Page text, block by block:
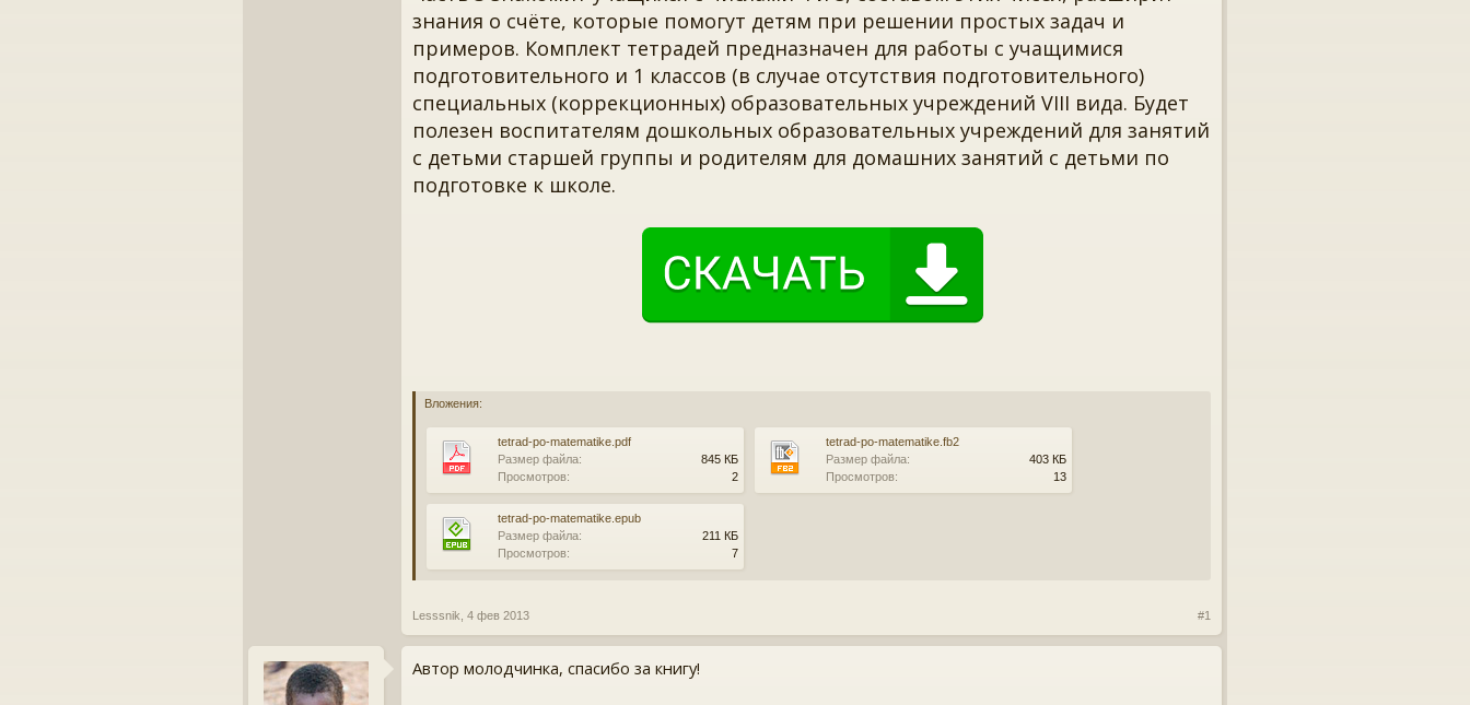
знания о счёте, которые помогут детям при решении простых задач и
примеров. Комплект тетрадей предназначен для работы с учащимися
подготовительного и 1 классов (в случае отсутствия подготовительного)
специальных (коррекционных) образовательных учреждений VIII вида. Будет
полезен воспитателям дошкольных образовательных учреждений для занятий
с детьми старшей группы и родителям для домашних занятий с детьми по
подготовке к школе.
Вложения:
tetrad-po-matematike.pdf
Размер файла:
845 КБ
Просмотров:
2
tetrad-po-matematike.fb2
Размер файла:
403 КБ
Просмотров:
13
tetrad-po-matematike.epub
Размер файла:
211 КБ
Просмотров:
7
Lesssnik 4 фев 2013 #1
Автор молодчинка, спасибо за книгу!